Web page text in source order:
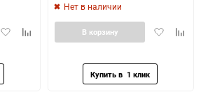
ДобавитьДобавить
Нет в наличии
Добавить
В корзину